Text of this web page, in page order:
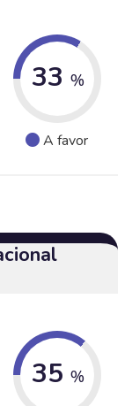
33 %
A favor
35 %